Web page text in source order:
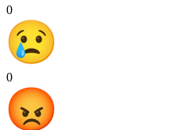
0
0